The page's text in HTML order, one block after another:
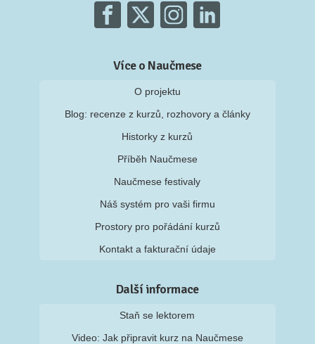
Více o Naučmese
O projektu
Blog: recenze z kurzů, rozhovory a články
Historky z kurzů
Příběh Naučmese
Naučmese festivaly
Náš systém pro vaši firmu
Prostory pro pořádání kurzů
Kontakt a fakturační údaje
Další informace
Staň se lektorem
Video: Jak připravit kurz na Naučmese